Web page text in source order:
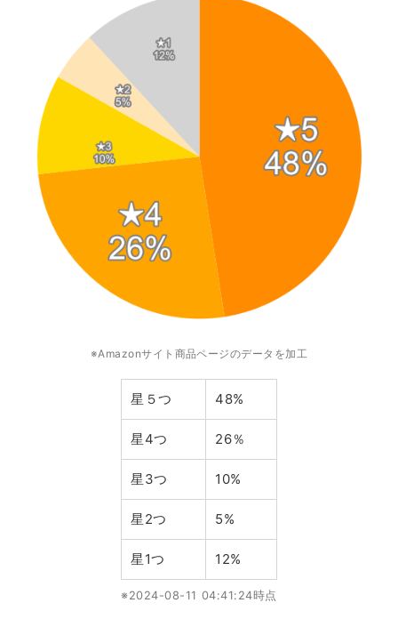
※Amazonサイト商品ページのデータを加工
星５つ 48%
星4つ 26％
星3つ 10%
星2つ 5%
星1つ 12%
※2024-08-11 04:41:24時点